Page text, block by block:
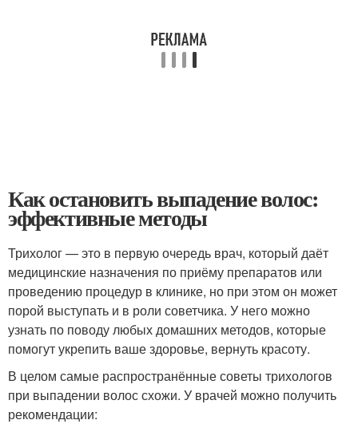
Как остановить выпадение волос:
эффективные методы
Трихолог — это в первую очередь врач, который даёт
медицинские назначения по приёму препаратов или
проведению процедур в клинике, но при этом он может
порой выступать и в роли советчика. У него можно
узнать по поводу любых домашних методов, которые
помогут укрепить ваше здоровье, вернуть красоту.
В целом самые распространённые советы трихологов
при выпадении волос схожи. У врачей можно получить
рекомендации: